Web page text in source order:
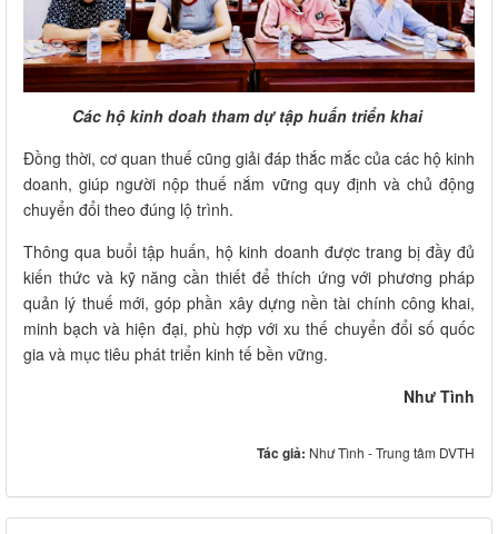
Các hộ kinh doah tham dự tập huấn triển khai
Đồng thời, cơ quan thuế cũng giải đáp thắc mắc của các hộ kinh
doanh, giúp người nộp thuế nắm vững quy định và chủ động
chuyển đổi theo đúng lộ trình.
Thông qua buổi tập huấn, hộ kinh doanh được trang bị đầy đủ
kiến thức và kỹ năng cần thiết để thích ứng với phương pháp
quản lý thuế mới, góp phần xây dựng nền tài chính công khai,
minh bạch và hiện đại, phù hợp với xu thế chuyển đổi số quốc
gia và mục tiêu phát triển kinh tế bền vững.
Như Tình
Tác giả: Như Tình - Trung tâm DVTH